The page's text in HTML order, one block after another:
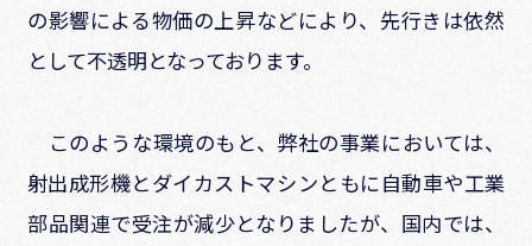
の影響による物価の上昇などにより、先行きは依然
として不透明となっております。
このような環境のもと、弊社の事業においては、
射出成形機とダイカストマシンともに自動車や工業
部品関連で受注が減少となりましたが、国内では、